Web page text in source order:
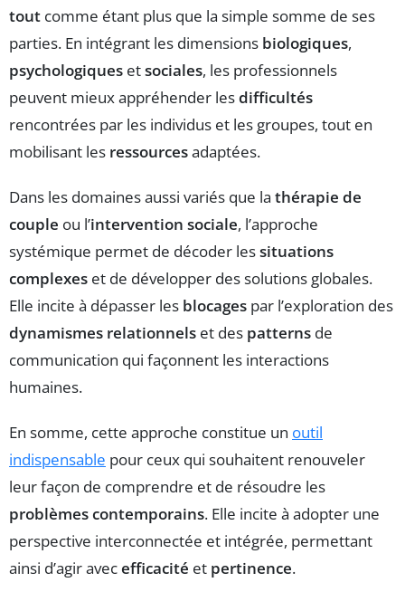
tout comme étant plus que la simple somme de ses
parties. En intégrant les dimensions biologiques,
psychologiques etsociales, les professionnels
peuvent mieux appréhender lesdifficultés
rencontrées par les individus et les groupes, tout en
mobilisant les ressourcesadaptées.
Dans les domaines aussi variés que la thérapie de
couple ou l’intervention sociale, l’approche
systémique permet de décoder lessituations
complexes et de développer des solutions globales.
Elle incite à dépasser les blocages par l’exploration des
dynamismes relationnels et des patterns de
communication qui façonnent les interactions
humaines.
En somme, cette approche constitue un outil
indispensable pour ceux qui souhaitent renouveler
leur façon de comprendre et de résoudre les
problèmes contemporains. Elle incite à adopter une
perspective interconnectée et intégrée, permettant
ainsi d’agir avecefficacité et pertinence.